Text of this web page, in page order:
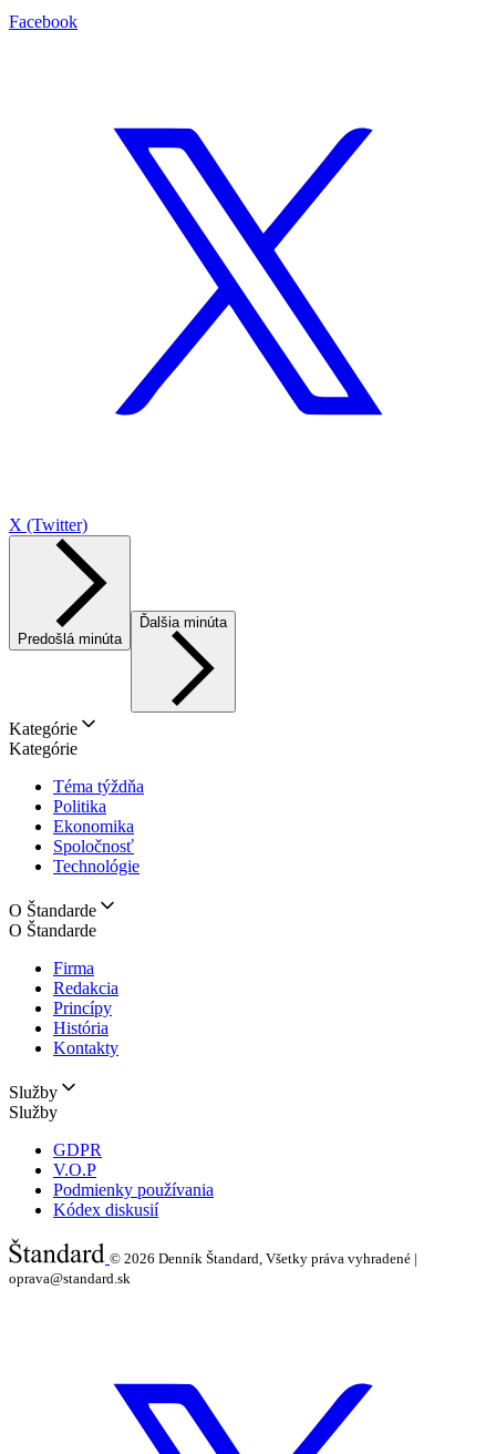
Facebook
X (Twitter)
Predošlá minúta
Ďalšia minúta
Kategórie
Kategórie
Téma týždňa
Politika
Ekonomika
Spoločnosť
Technológie
O Štandarde
O Štandarde
Firma
Redakcia
Princípy
História
Kontakty
Služby
Služby
GDPR
V.O.P
Podmienky používania
Kódex diskusií
© 2026 Denník Štandard, Všetky práva vyhradené |
oprava@standard.sk